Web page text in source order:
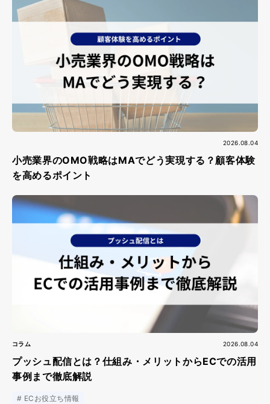
2026.08.04
小売業界のOMO戦略はMAでどう実現する？顧客体験
を高めるポイント
コラム 2026.08.04
プッシュ配信とは？仕組み・メリットからECでの活用
事例まで徹底解説
ECお役立ち情報